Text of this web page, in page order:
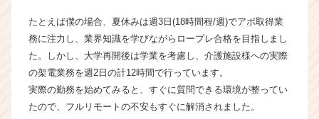
届
く
就
活
イ
ト
たとえば僕の場合、夏休みは週3日(18時間程/週)でアポ取得業
務に注力し、業界知識を学びながらロープレ合格を目指しまし
た。しかし、大学再開後は学業を考慮し、介護施設様への実際
の架電業務を週2日の計12時間で行っています。
実際の勤務を始めてみると、すぐに質問できる環境が整ってい
たので、フルリモートの不安もすぐに解消されました。